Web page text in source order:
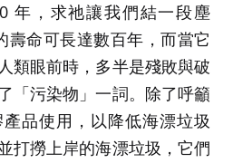
年，求祂讓我們結一段塵
命可長達數百年，而當它
類眼前時，多半是殘敗與破
「污染物」一詞。除了呼籲
品使用，以降低海漂垃圾
打撈上岸的海漂垃圾，它們